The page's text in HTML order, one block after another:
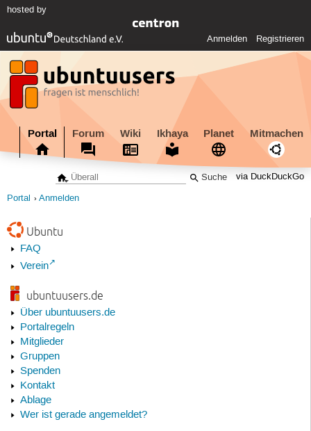
hosted by
Anmelden Registrieren
Portal Forum Wiki Ikhaya Planet Mitmachen
via DuckDuckGo
Portal Anmelden
Ubuntu
FAQ
Verein
ubuntuusers.de
Über ubuntuusers.de
Portalregeln
Mitglieder
Gruppen
Spenden
Kontakt
Ablage
Wer ist gerade angemeldet?